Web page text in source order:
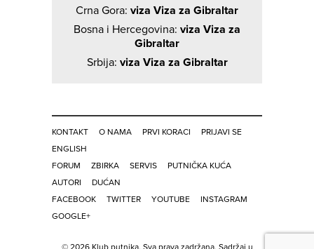
Crna Gora: viza Viza za Gibraltar
Bosna i Hercegovina: viza Viza za
Gibraltar
Srbija: viza Viza za Gibraltar
KONTAKT O NAMA PRVI KORACI
PRIJAVI SE
ENGLISH
FORUM
ZBIRKA SERVIS
PUTNIČKA KUĆA
AUTORI
DUĆAN
FACEBOOK
TWITTER YOUTUBE
INSTAGRAM
GOOGLE+